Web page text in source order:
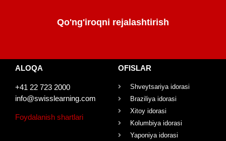
Qo'ng'iroqni rejalashtirish
ALOQA
+41 22 723 2000
info@swisslearning.com
Foydalanish shartlari
OFISLAR
Shveytsariya idorasi
Braziliya idorasi
Xitoy idorasi
Kolumbiya idorasi
Yaponiya idorasi